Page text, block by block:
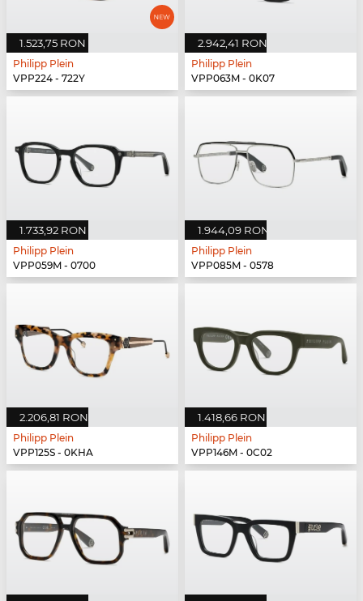
1.523,75 RON
Philipp Plein
VPP224 - 722Y
2.942,41 RON
Philipp Plein
VPP063M - 0K07
1.733,92 RON
Philipp Plein
VPP059M - 0700
1.944,09 RON
Philipp Plein
VPP085M - 0578
2.206,81 RON
Philipp Plein
VPP125S - 0KHA
1.418,66 RON
Philipp Plein
VPP146M - 0C02